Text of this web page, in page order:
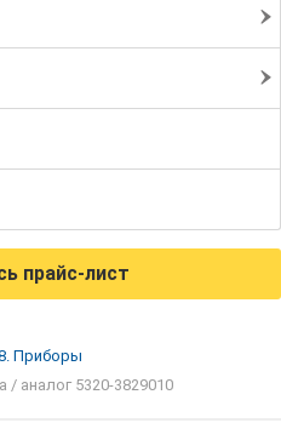
прайс-лист
Приборы
аналог 5320-3829010